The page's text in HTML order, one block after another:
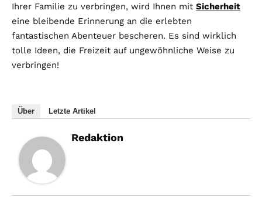
Ihrer Familie zu verbringen, wird Ihnen mit Sicherheit
eine bleibende Erinnerung an die erlebten
fantastischen Abenteuer bescheren. Es sind wirklich
tolle Ideen, die Freizeit auf ungewöhnliche Weise zu
verbringen!
Über Letzte Artikel
Redaktion